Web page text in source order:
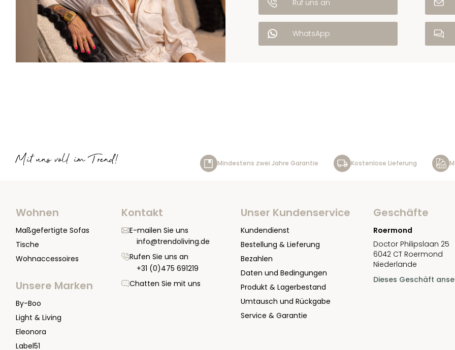
Ruf uns an
WhatsApp
Mit uns voll im Trend! Mindestens zwei Jahre Garantie Kostenlose Lieferung
Wohnen
Maßgefertigte Sofas
Tische
Wohnaccessoires
Unsere Marken
By-Boo
Light & Living
Eleonora
Label51
Kontakt
E-mailen Sie uns
info@trendoliving.de
Rufen Sie uns an
+31 (0)475 691219
Chatten Sie mit uns
Unser Kundenservice
Kundendienst
Bestellung & Lieferung
Bezahlen
Daten und Bedingungen
Produkt & Lagerbestand
Umtausch und Rückgabe
Service & Garantie
Geschäfte
Roermond
Doctor Philipslaan 25
6042 CT Roermond
Niederlande
Dieses Geschäft